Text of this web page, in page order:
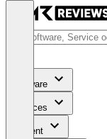
Software
Services
Content